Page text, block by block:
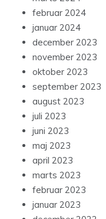
februar 2024
januar 2024
december 2023
november 2023
oktober 2023
september 2023
august 2023
juli 2023
juni 2023
maj 2023
april 2023
marts 2023
februar 2023
januar 2023